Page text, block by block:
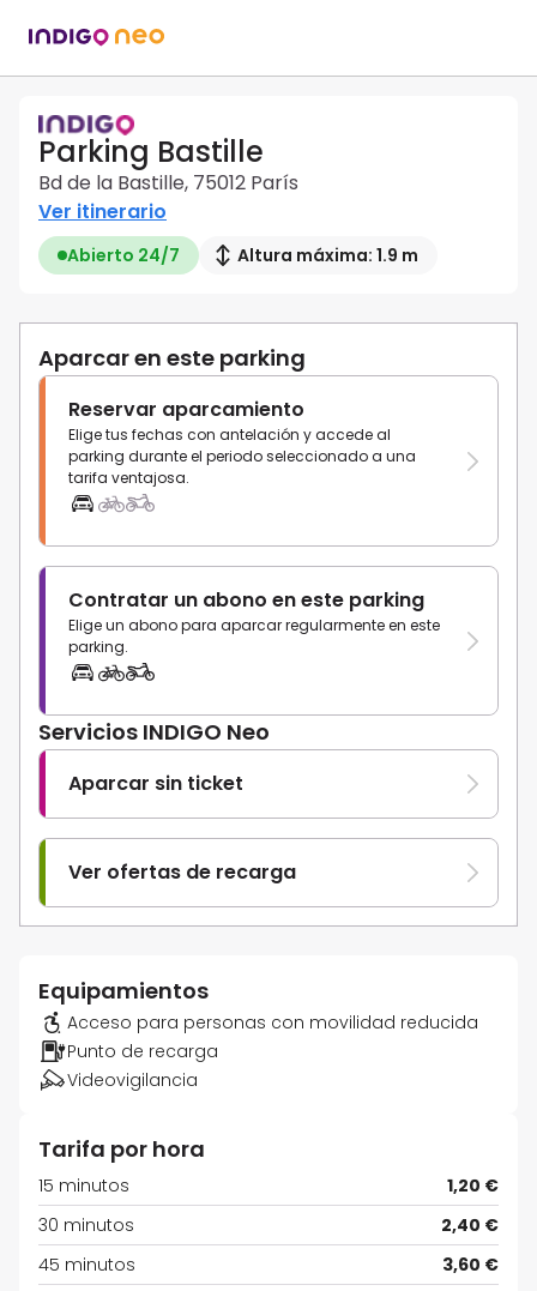
Parking Bastille
Bd de la Bastille, 75012 París
Ver itinerario
Abierto 24/7 Altura máxima: 1.9 m
Aparcar en este parking
Reservar aparcamiento
Elige tus fechas con antelación y accede al
parking durante el periodo seleccionado a una
tarifa ventajosa.
Contratar un abono en este parking
Elige un abono para aparcar regularmente en este
parking.
Servicios INDIGO Neo
Aparcar sin ticket
Ver ofertas de recarga
Equipamientos
Acceso para personas con movilidad reducida
Punto de recarga
Videovigilancia
Tarifa por hora
15 minutos
1,20 €
30 minutos
2,40 €
45 minutos
3,60 €